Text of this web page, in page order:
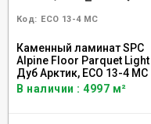
Код: ECO 13-4 MC
Каменный ламинат SPC
Alpine Floor Parquet Light
Дуб Арктик, ЕСО 13-4 MC
В наличии : 4997 м²